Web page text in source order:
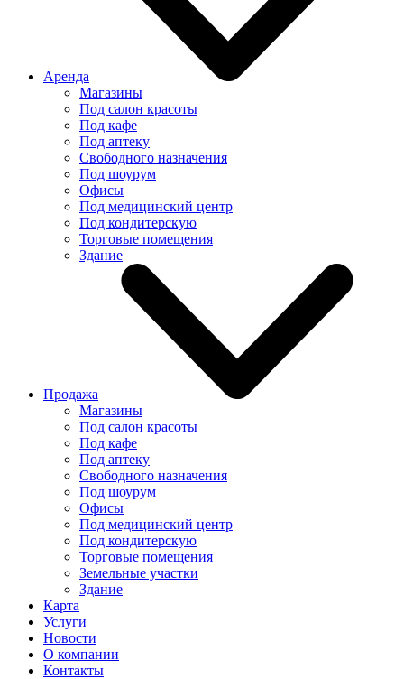
Аренда
Магазины
Под салон красоты
Под кафе
Под аптеку
Свободного назначения
Под шоурум
Офисы
Под медицинский центр
Под кондитерскую
Торговые помещения
Здание
Продажа
Магазины
Под салон красоты
Под кафе
Под аптеку
Свободного назначения
Под шоурум
Офисы
Под медицинский центр
Под кондитерскую
Торговые помещения
Земельные участки
Здание
Карта
Услуги
Новости
О компании
Контакты